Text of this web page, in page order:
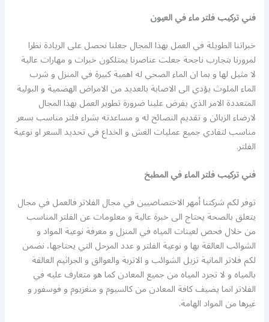
فني تركيب فلتر ماء في العيون
خبراتنا الطويلة في العمل بهذا المجال جعلنا نحصل على الريادة نظرا
لمرورنا بتجارب ناجحة جعلت عناصرنا يمتلكون خبرات و مهارات عالية
لا مثيل لها و بما ان الماء الصحي له اهمية كبيرة في المنزل و شرب
الماء الملوث يؤدي الى الاصابة بالعديد من الامراض الهضمية و البولية
المتعددة الامر الذي يفرض علينا ضرورة تطوير العمل بهذا المجال
لارضاء الزبائن و تقديم النصائح له و مساعدته بشراء فلتر مناسب بسعر
مناسب لتفادي جميع عمليات الغش و الخداع في تحديد السعر او نوعية
الفلتر.
فني تركيب فلتر الماء في المطبخ
توفر لكم شركتنا أمهر الاختصاصيين في مجال الفلاتر فالعمل في مجال
يتعلق بالصحة يحتاج الى خبرة عالية و معلومات عن الفلتر المناسب
من خلال فحص لعينات المياه في المنزل و معرفة نوعية المواد و
الشوائب العالقة بها و نوعية الفلتر و عدد المرحل التي يحتاجها، نضمن
لكم فلاتر المانية تزيل الشوائب و الاتربة والعوالق و الجراثيم العالقة
بالمياه و لا تجرد المياه من جميع المعادن كما هو متعارف عليه في
الفلاتر انما يضيف كافة المعادن من كالسيوم و منغزيوم و فوسفور و
غيرها من المواد الهامة.